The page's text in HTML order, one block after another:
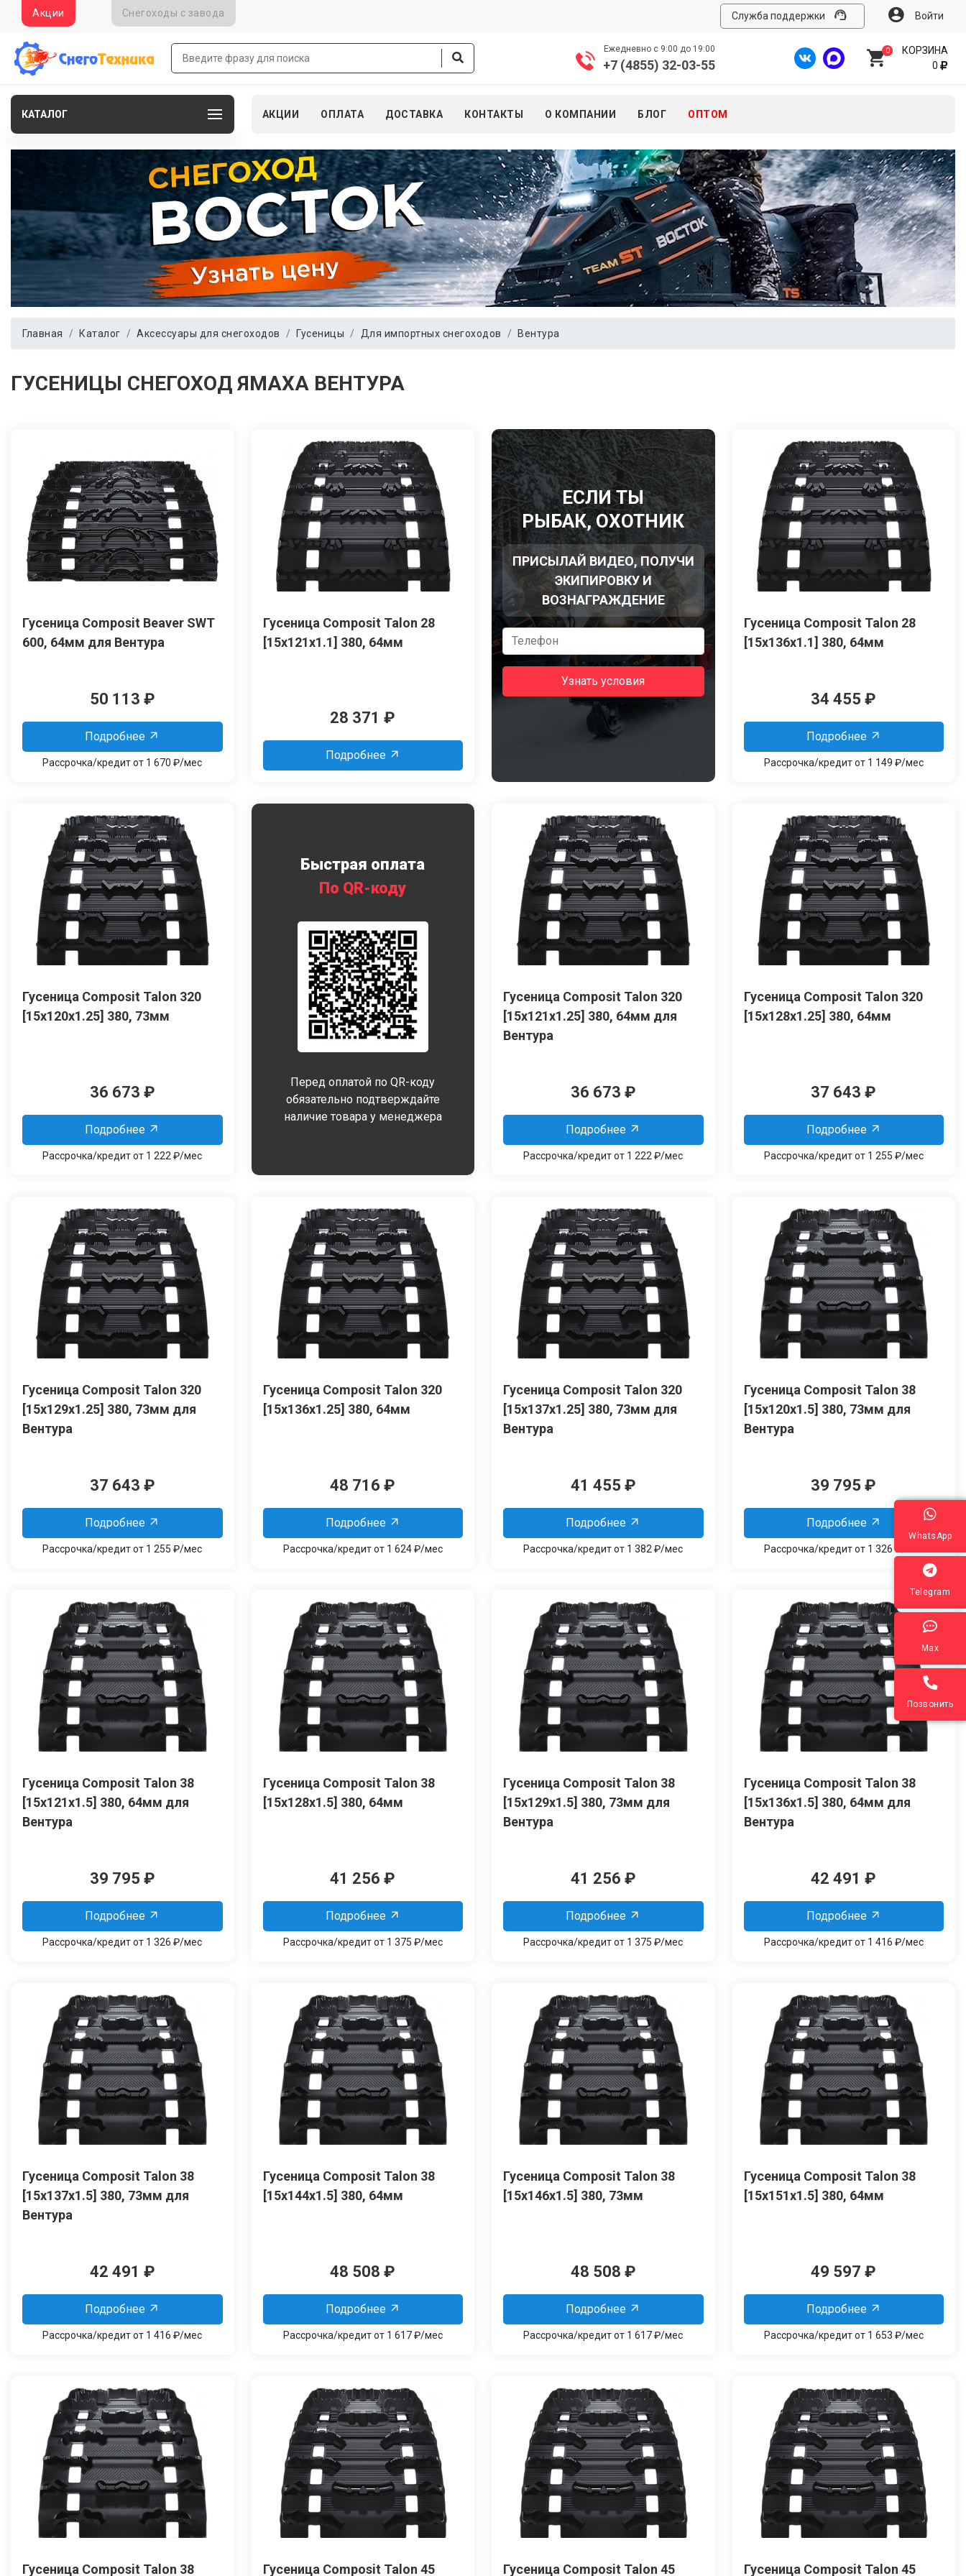
WhatsApp
Telegram
Max
Позвонить
Акции Снегоходы c завода Служба поддержки Войти
Ежедневно с 9:00 до 19:00
+7 (4855) 32-03-55
0
КОРЗИНА
0
КАТАЛОГ АКЦИИ ОПЛАТА ДОСТАВКА КОНТАКТЫ О КОМПАНИИ БЛОГ ОПТОМ
Главная Каталог Аксессуары для снегоходов Гусеницы Для импортных снегоходов Вентура
ГУСЕНИЦЫ СНЕГОХОД ЯМАХА ВЕНТУРА
Гусеница Сomposit Beaver SWT
600, 64мм для Вентура
50 113 ₽
Подробнее
Рассрочка/кредит от 1 670 ₽/мес
Гусеница Composit Talon 28
[15x121x1.1] 380, 64мм
28 371 ₽
Подробнее
ЕСЛИ ТЫ
РЫБАК, ОХОТНИК
ПРИСЫЛАЙ ВИДЕО, ПОЛУЧИ
ЭКИПИРОВКУ И
ВОЗНАГРАЖДЕНИЕ
Узнать условия
Гусеница Сomposit Talon 28
[15x136x1.1] 380, 64мм
34 455 ₽
Подробнее
Рассрочка/кредит от 1 149 ₽/мес
Гусеница Сomposit Talon 320
[15x120x1.25] 380, 73мм
36 673 ₽
Подробнее
Рассрочка/кредит от 1 222 ₽/мес
Быстрая оплата
По QR-коду
Перед оплатой по QR-коду
обязательно подтверждайте
наличие товара у менеджера
Гусеница Сomposit Talon 320
[15x121x1.25] 380, 64мм для
Вентура
36 673 ₽
Подробнее
Рассрочка/кредит от 1 222 ₽/мес
Гусеница Сomposit Talon 320
[15x128x1.25] 380, 64мм
37 643 ₽
Подробнее
Рассрочка/кредит от 1 255 ₽/мес
Гусеница Сomposit Talon 320
[15x129x1.25] 380, 73мм для
Вентура
37 643 ₽
Подробнее
Рассрочка/кредит от 1 255 ₽/мес
Гусеница Сomposit Talon 320
[15x136x1.25] 380, 64мм
48 716 ₽
Подробнее
Рассрочка/кредит от 1 624 ₽/мес
Гусеница Сomposit Talon 320
[15x137x1.25] 380, 73мм для
Вентура
41 455 ₽
Подробнее
Рассрочка/кредит от 1 382 ₽/мес
Гусеница Сomposit Talon 38
[15x120x1.5] 380, 73мм для
Вентура
39 795 ₽
Подробнее
Рассрочка/кредит от 1 326 ₽/мес
Гусеница Сomposit Talon 38
[15x121x1.5] 380, 64мм для
Вентура
39 795 ₽
Подробнее
Рассрочка/кредит от 1 326 ₽/мес
Гусеница Сomposit Talon 38
[15x128x1.5] 380, 64мм
41 256 ₽
Подробнее
Рассрочка/кредит от 1 375 ₽/мес
Гусеница Сomposit Talon 38
[15x129x1.5] 380, 73мм для
Вентура
41 256 ₽
Подробнее
Рассрочка/кредит от 1 375 ₽/мес
Гусеница Сomposit Talon 38
[15x136x1.5] 380, 64мм для
Вентура
42 491 ₽
Подробнее
Рассрочка/кредит от 1 416 ₽/мес
Гусеница Сomposit Talon 38
[15x137x1.5] 380, 73мм для
Вентура
42 491 ₽
Подробнее
Рассрочка/кредит от 1 416 ₽/мес
Гусеница Сomposit Talon 38
[15x144x1.5] 380, 64мм
48 508 ₽
Подробнее
Рассрочка/кредит от 1 617 ₽/мес
Гусеница Сomposit Talon 38
[15x146x1.5] 380, 73мм
48 508 ₽
Подробнее
Рассрочка/кредит от 1 617 ₽/мес
Гусеница Сomposit Talon 38
[15x151x1.5] 380, 64мм
49 597 ₽
Подробнее
Рассрочка/кредит от 1 653 ₽/мес
Гусеница Сomposit Talon 38 Гусеница Сomposit Talon 45 Гусеница Сomposit Talon 45 Гусеница Сomposit Talon 45